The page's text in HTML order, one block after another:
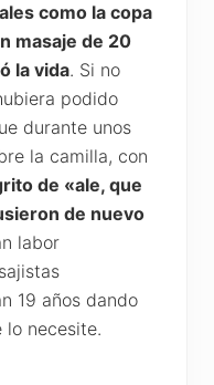
como la copa
masaje de 20
la vida. Si no
podido
durante unos
la camilla, con
de «ale, que
de nuevo
labor
19 años dando
lo necesite.